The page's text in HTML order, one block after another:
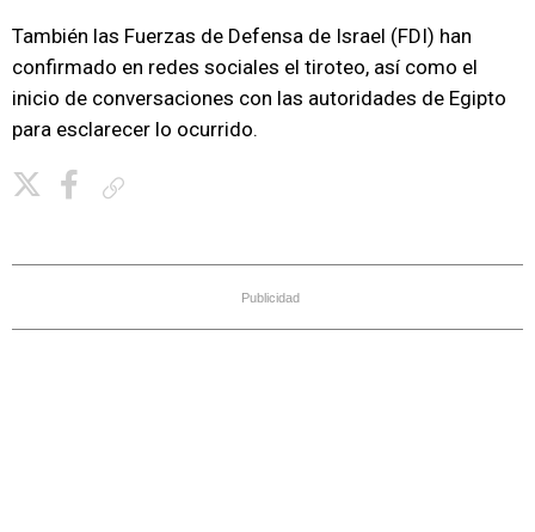
También las Fuerzas de Defensa de Israel (FDI) han
confirmado en redes sociales el tiroteo, así como el
inicio de conversaciones con las autoridades de Egipto
para esclarecer lo ocurrido.
Publicidad